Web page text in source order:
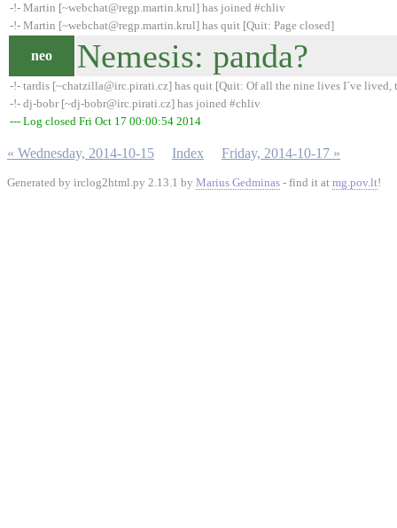
-!- Martin [~webchat@regp.martin.krul] has joined #chliv
-!- Martin [~webchat@regp.martin.krul] has quit [Quit: Page closed]
neo Nemesis: panda?
-!- tardis [~chatzilla@irc.pirati.cz] has quit [Quit: Of all the nine lives I´ve lived,
-!- dj-bobr [~dj-bobr@irc.pirati.cz] has joined #chliv
--- Log closed Fri Oct 17 00:00:54 2014
« Wednesday, 2014-10-15 Index Friday, 2014-10-17 »
Generated by irclog2html.py 2.13.1 by Marius Gedminas - find it at mg.pov.lt!